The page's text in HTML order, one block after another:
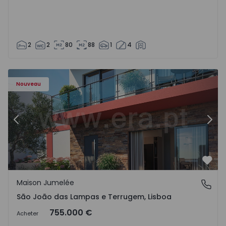
2 2 80 88 1 4
Nouveau
Précédent
São João das Lampas e Terrugem, Lisboa
Maison Jumelée
São João das Lampas e Terrugem, Lisboa
Acheter 755.000 €